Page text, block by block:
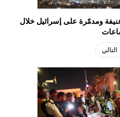
ومدمّرة على إسرائيل خلال
التالي